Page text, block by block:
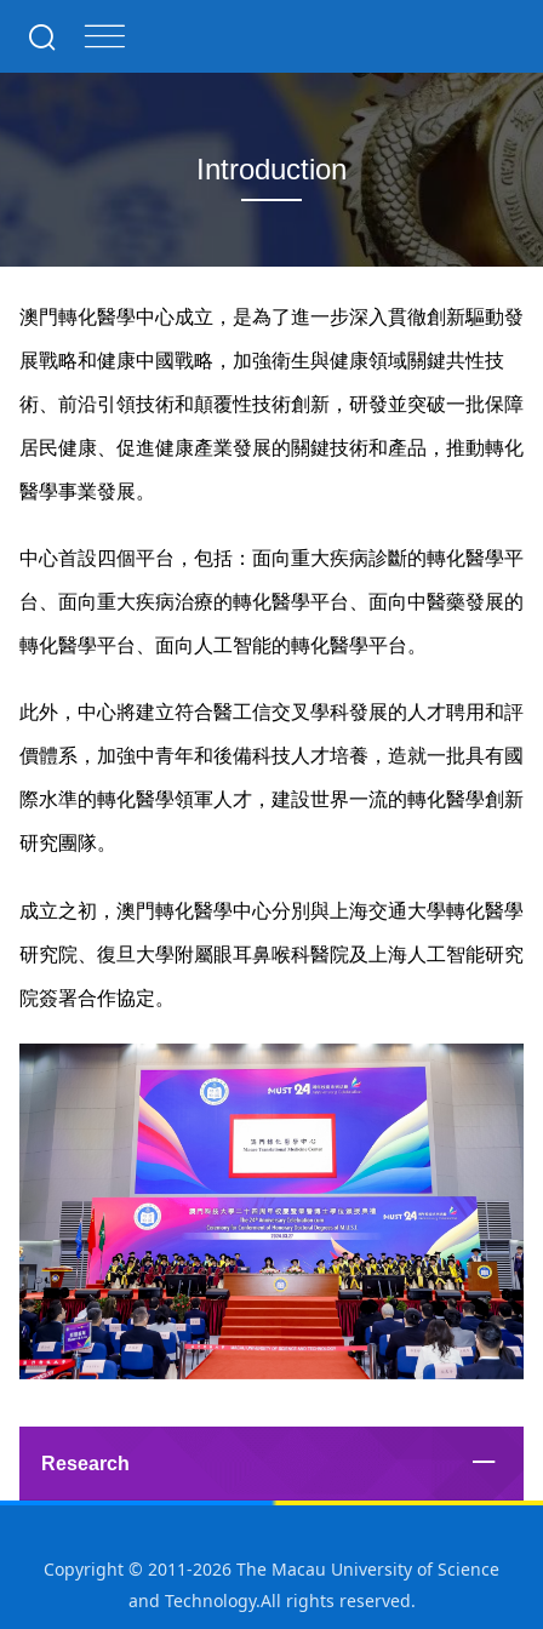
Introduction
澳門轉化醫學中心成立，是為了進一步深入貫徹創新驅動發
展戰略和健康中國戰略，加強衛生與健康領域關鍵共性技
術、前沿引領技術和顛覆性技術創新，研發並突破一批保障
居民健康、促進健康產業發展的關鍵技術和產品，推動轉化
醫學事業發展。
中心首設四個平台，包括：面向重大疾病診斷的轉化醫學平
台、面向重大疾病治療的轉化醫學平台、面向中醫藥發展的
轉化醫學平台、面向人工智能的轉化醫學平台。
此外，中心將建立符合醫工信交叉學科發展的人才聘用和評
價體系，加強中青年和後備科技人才培養，造就一批具有國
際水準的轉化醫學領軍人才，建設世界一流的轉化醫學創新
研究團隊。
成立之初，澳門轉化醫學中心分別與上海交通大學轉化醫學
研究院、復旦大學附屬眼耳鼻喉科醫院及上海人工智能研究
院簽署合作協定。
Research
Copyright © 2011-2026 The Macau University of Science
and Technology.All rights reserved.